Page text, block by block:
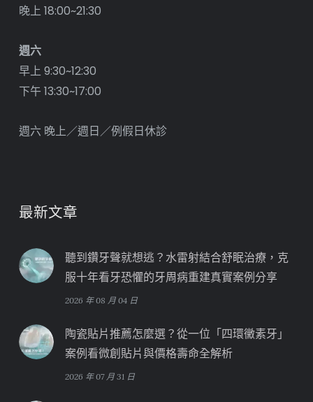
晚上 18:00~21:30
週六
早上 9:30~12:30
下午 13:30~17:00
週六 晚上／週日／例假日休診
最新文章
聽到鑽牙聲就想逃？水雷射結合舒眠治療，克
服十年看牙恐懼的牙周病重建真實案例分享
2026 年 08 月 04 日
陶瓷貼片推薦怎麼選？從一位「四環黴素牙」
案例看微創貼片與價格壽命全解析
2026 年 07 月 31 日